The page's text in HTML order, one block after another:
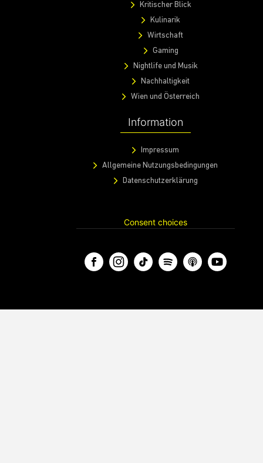
Kritischer Blick
Kulinarik
Wirtschaft
Gaming
Nightlife und Musik
Nachhaltigkeit
Wien und Österreich
Information
Impressum
Allgemeine Nutzungsbedingungen
Datenschutzerklärung
Consent choices